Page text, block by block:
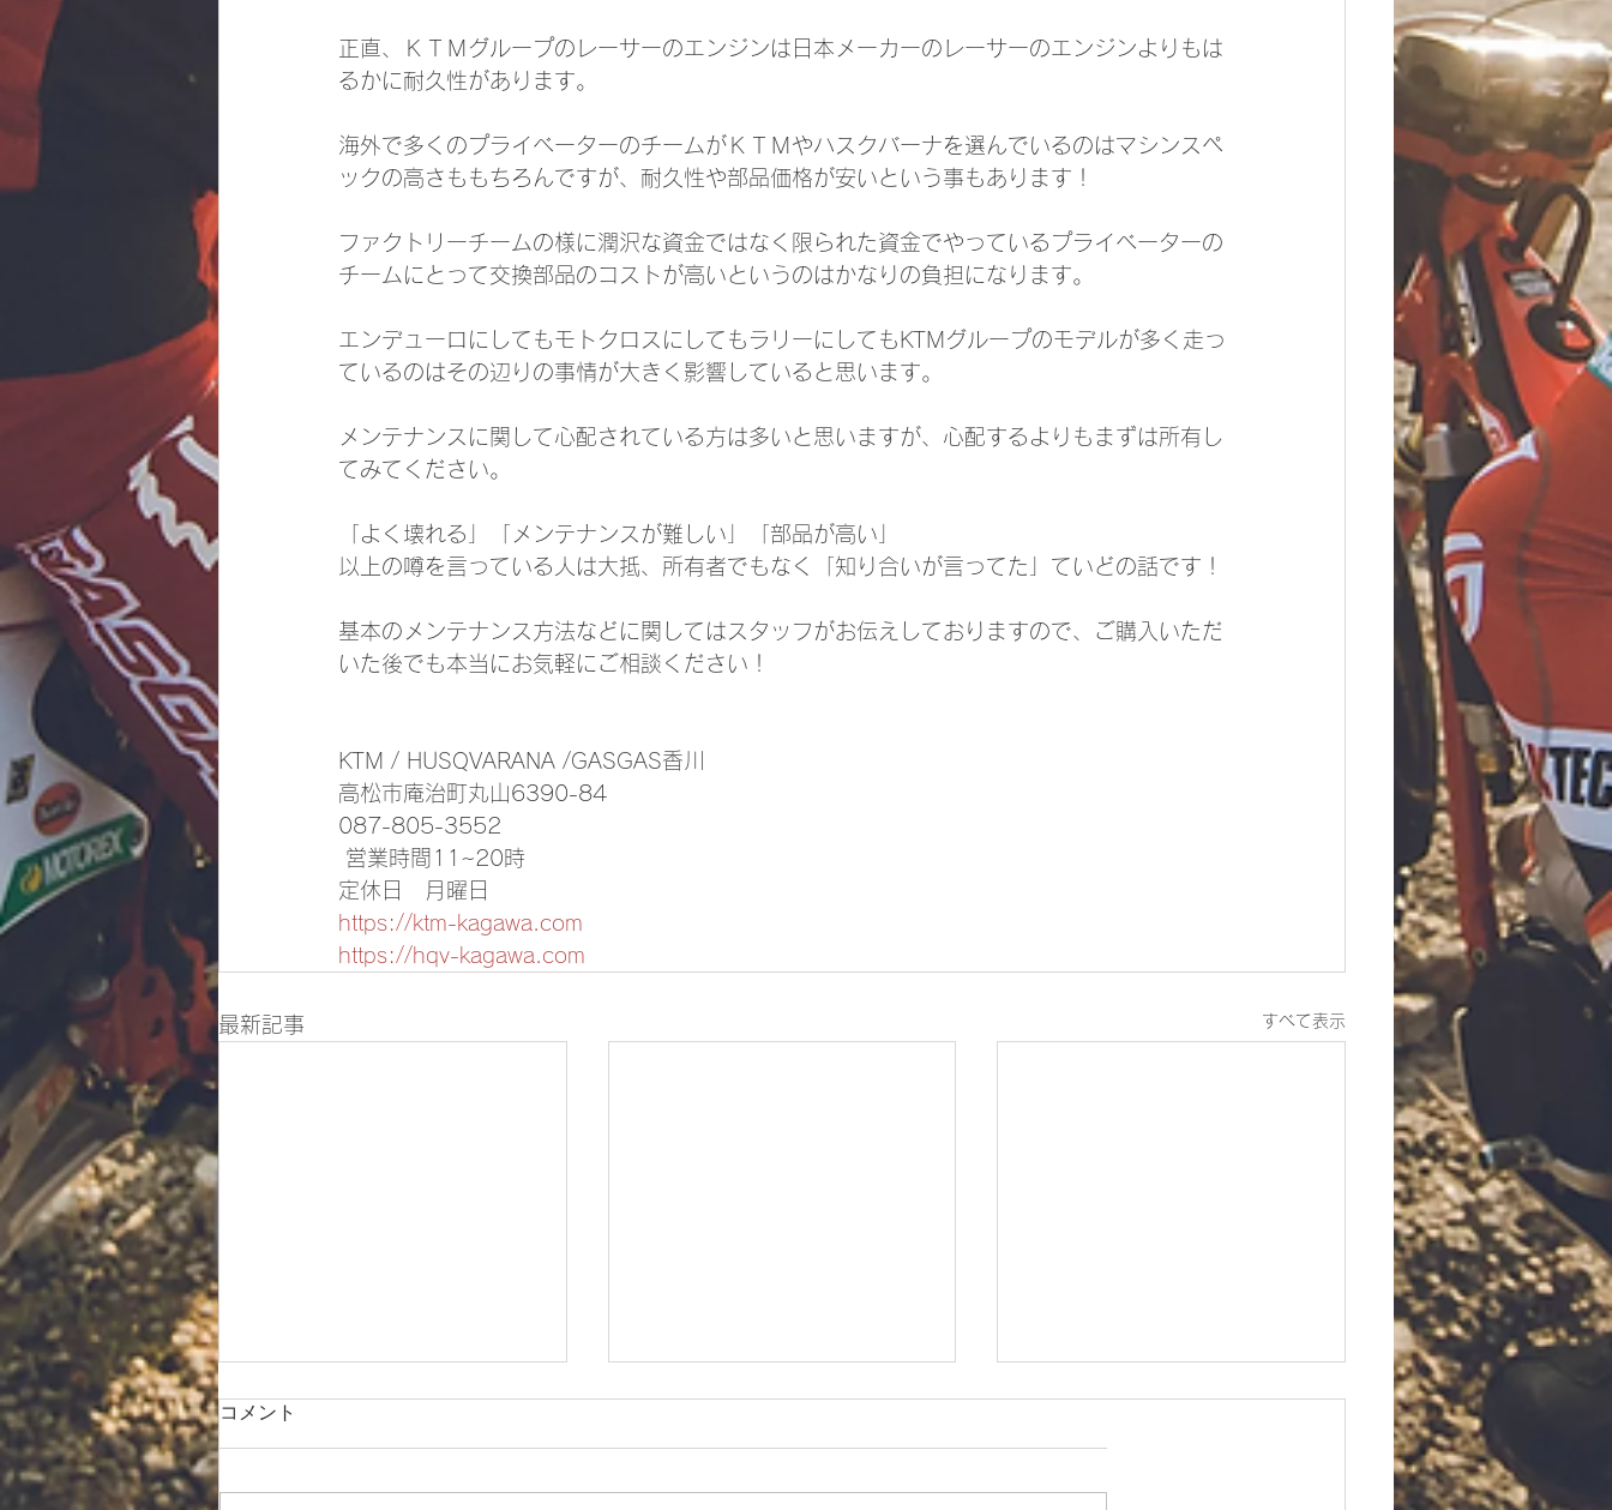
正直、ＫＴＭグループのレーサーのエンジンは日本メーカーのレーサーのエンジンよりもは
るかに耐久性があります。
海外で多くのプライベーターのチームがＫＴＭやハスクバーナを選んでいるのはマシンスペ
ックの高さももちろんですが、耐久性や部品価格が安いという事もあります！
ファクトリーチームの様に潤沢な資金ではなく限られた資金でやっているプライベーターの
チームにとって交換部品のコストが高いというのはかなりの負担になります。
エンデューロにしてもモトクロスにしてもラリーにしてもKTMグループのモデルが多く走っ
ているのはその辺りの事情が大きく影響していると思います。
メンテナンスに関して心配されている方は多いと思いますが、心配するよりもまずは所有し
てみてください。
「よく壊れる」「メンテナンスが難しい」「部品が高い」
以上の噂を言っている人は大抵、所有者でもなく「知り合いが言ってた」ていどの話です！
基本のメンテナンス方法などに関してはスタッフがお伝えしておりますので、ご購入いただ
いた後でも本当にお気軽にご相談ください！
KTM / HUSQVARANA /GASGAS香川
高松市庵治町丸山6390-84
087-805-3552
営業時間11~20時
定休日　月曜日
https://ktm-kagawa.com
https://hqv-kagawa.com
最新記事 すべて表示
コメント